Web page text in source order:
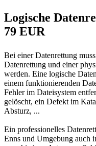
Logische
79 EUR
Bei einer Datenrettung
Datenrettung und einer
werden. Eine logische
einem funktionierenden
Fehler im Dateisystem
gelöscht, ein Defekt im
Absturz, ...
Ein professionelles
Enns und Umgebung auch